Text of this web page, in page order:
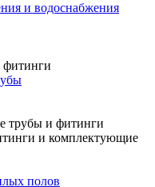
и водоснабжения
фитинги
трубы и фитинги
и комплектующие
полов